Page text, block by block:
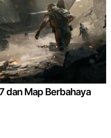
dan Map Berbahaya